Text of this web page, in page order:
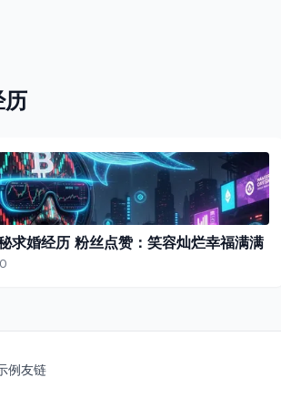
历
求婚经历 粉丝点赞：笑容灿烂幸福满满
例友链